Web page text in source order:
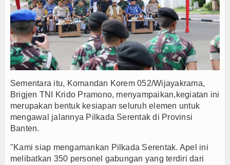
Sementara itu, Komandan Korem 052/Wijayakrama,
Brigjen TNI Krido Pramono, menyampaikan,kegiatan ini
merupakan bentuk kesiapan seluruh elemen untuk
mengawal jalannya Pilkada Serentak di Provinsi
Banten.
"Kami siap mengamankan Pilkada Serentak. Apel ini
melibatkan 350 personel gabungan yang terdiri dari